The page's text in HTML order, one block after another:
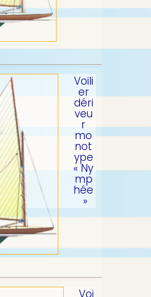
Voili
er
déri
veu
r
mo
not
ype
« Ny
mp
hée
»